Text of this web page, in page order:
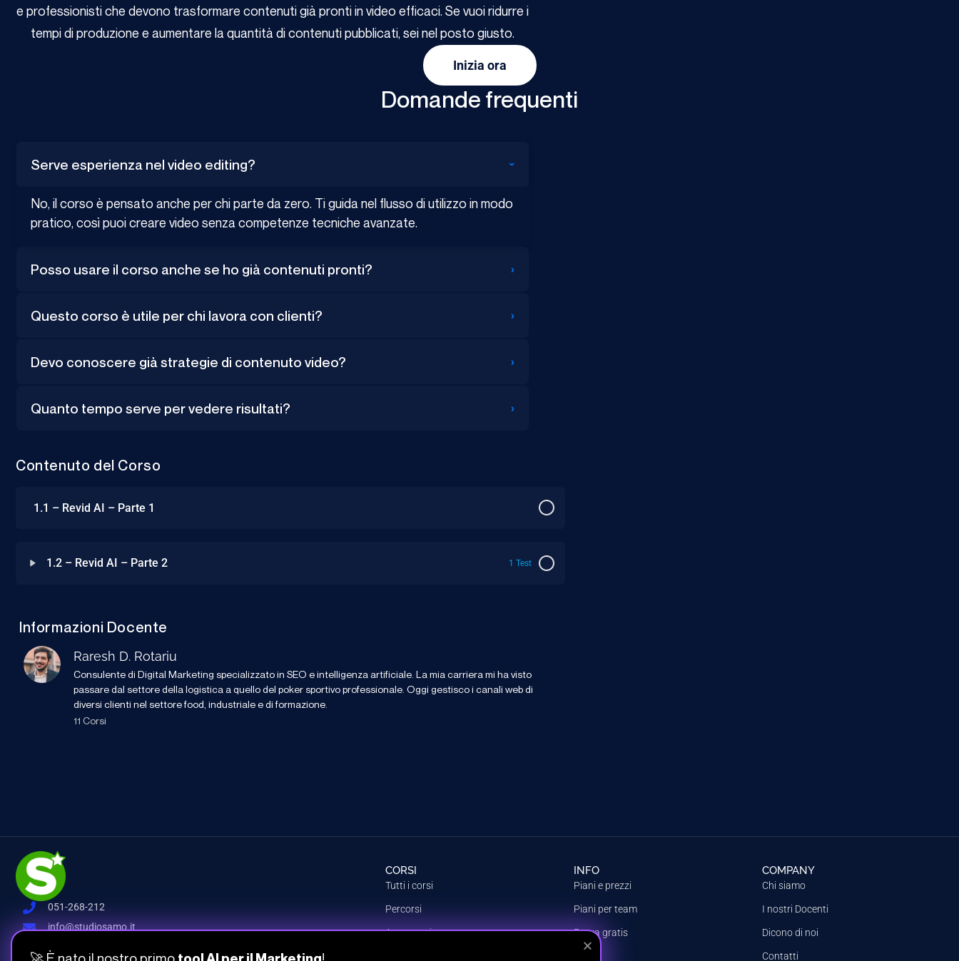
e professionisti che devono trasformare contenuti già pronti in video efficaci. Se vuoi ridurre i
tempi di produzione e aumentare la quantità di contenuti pubblicati, sei nel posto giusto.
Inizia ora
Domande frequenti
Serve esperienza nel video editing? ›
No, il corso è pensato anche per chi parte da zero. Ti guida nel flusso di utilizzo in modo
pratico, così puoi creare video senza competenze tecniche avanzate.
Posso usare il corso anche se ho già contenuti pronti? ›
Questo corso è utile per chi lavora con clienti? ›
Devo conoscere già strategie di contenuto video? ›
Quanto tempo serve per vedere risultati? ›
Contenuto del Corso
1.1 – Revid AI – Parte 1
1.2 – Revid AI – Parte 2 1 Test
Informazioni Docente
Raresh D. Rotariu
Consulente di Digital Marketing specializzato in SEO e intelligenza artificiale. La mia carriera mi ha visto
passare dal settore della logistica a quello del poker sportivo professionale. Oggi gestisco i canali web di
diversi clienti nel settore food, industriale e di formazione.
11 Corsi
051-268-212
info@studiosamo.it
CORSI
Tutti i corsi
Percorsi
Argomenti
INFO
Piani e prezzi
Piani per team
Prova gratis
COMPANY
Chi siamo
I nostri Docenti
Dicono di noi
Contatti